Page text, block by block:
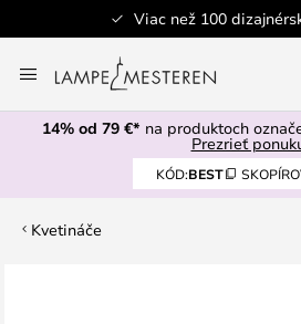
Viac než 100
to
Content
14% od 79 €* na produktoch
Prezrieť
KÓD:BEST
Kvetináče